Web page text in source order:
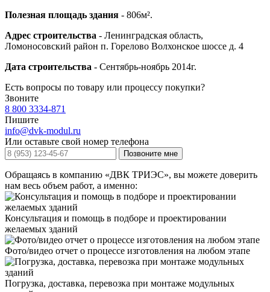
Полезная площадь здания - 806м².
Адрес строительства - Ленинградская область,
Ломоносовский район п. Горелово Волхонское шоссе д. 4
Дата строительства - Сентябрь-ноябрь 2014г.
Есть вопросы по товару или процессу покупки?
Звоните
8 800 3334-871
Пишите
info@dvk-modul.ru
Или оставьте свой номер телефона
Позвоните мне
Обращаясь в компанию «ДВК ТРИЭС», вы можете доверить
нам весь объем работ, а именно:
Консультация и помощь в подборе и проектировании
желаемых зданий
Фото/видео отчет о процессе изготовления на любом этапе
Погрузка, доставка, перевозка при монтаже модульных